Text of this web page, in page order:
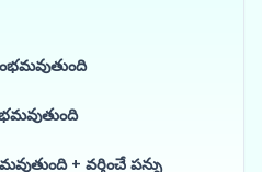
+ వర్తించే పన్ను